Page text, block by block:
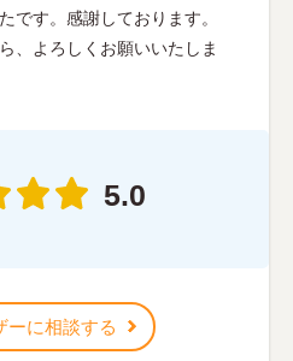
です。感謝しております。
、よろしくお願いいたしま
5.0
ーに相談する